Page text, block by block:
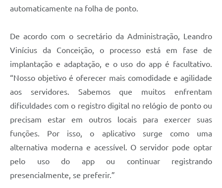
automaticamente na folha de ponto.
De acordo com o secretário da Administração, Leandro
Vinícius da Conceição, o processo está em fase de
implantação e adaptação, e o uso do app é facultativo.
“Nosso objetivo é oferecer mais comodidade e agilidade
aos servidores. Sabemos que muitos enfrentam
dificuldades com o registro digital no relógio de ponto ou
precisam estar em outros locais para exercer suas
funções. Por isso, o aplicativo surge como uma
alternativa moderna e acessível. O servidor pode optar
pelo uso do app ou continuar registrando
presencialmente, se preferir.”